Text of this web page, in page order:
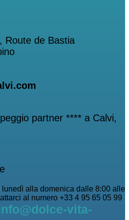
Route de Bastia
partner **** a Calvi,
lunedì alla domenica dalle 8:00 alle
al numero +33 4 95 65 05 99
vita-